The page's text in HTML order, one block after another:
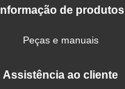
Informação de produtos
Peças e manuais
Assistência ao cliente